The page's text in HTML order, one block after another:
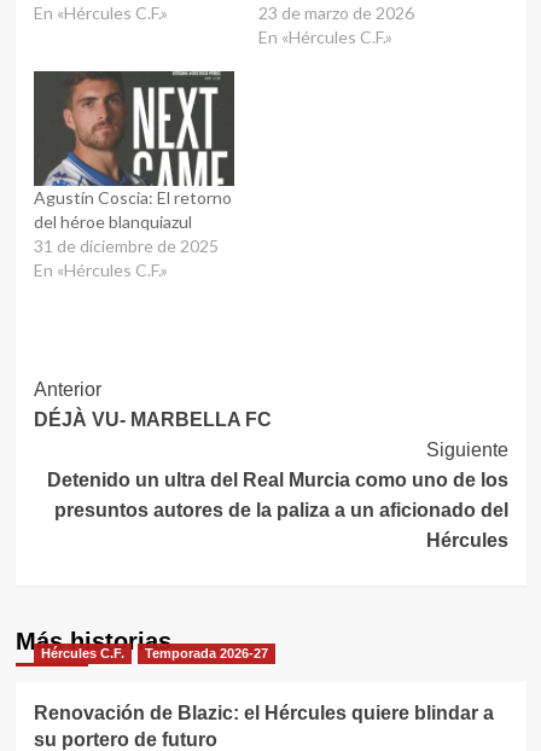
En «Hércules C.F.»
23 de marzo de 2026
En «Hércules C.F.»
Agustín Coscia: El retorno
del héroe blanquiazul
31 de diciembre de 2025
En «Hércules C.F.»
Navegación
de
entradas
Anterior
DÉJÀ VU- MARBELLA FC
Siguiente
Detenido un ultra del Real Murcia como uno de los
presuntos autores de la paliza a un aficionado del
Hércules
Más historias
Hércules C.F. Temporada 2026-27
Renovación de Blazic: el Hércules quiere blindar a
su portero de futuro